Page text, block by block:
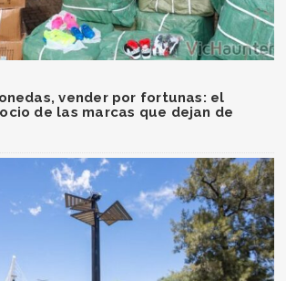
vender por fortunas: el
de las marcas que dejan de